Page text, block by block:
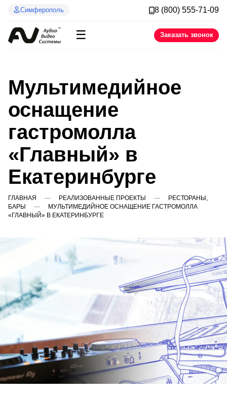
Симферополь 8 (800) 555-71-09
☰ Заказать звонок
Мультимедийное
оснащение
гастромолла
«Главный» в
Екатеринбурге
ГЛАВНАЯ РЕАЛИЗОВАННЫЕ ПРОЕКТЫ
РЕСТОРАНЫ,
БАРЫ
МУЛЬТИМЕДИЙНОЕ ОСНАЩЕНИЕ ГАСТРОМОЛЛА
«ГЛАВНЫЙ» В ЕКАТЕРИНБУРГЕ